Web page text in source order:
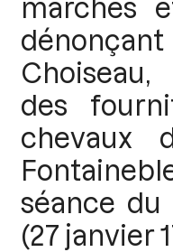
marchés
des
chevaux
séance du
(27 janvier